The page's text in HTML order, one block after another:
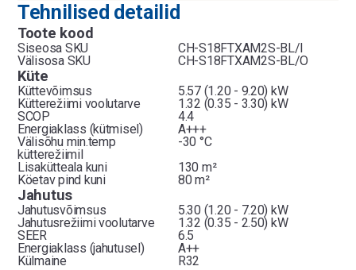
Tehnilised detailid
Toote kood
Siseosa SKU
CH-S18FTXAM2S-BL/I
Välisosa SKU
CH-S18FTXAM2S-BL/O
Küte
Küttevõimsus
5.57 (1.20 - 9.20) kW
Kütterežiimi voolutarve
1.32 (0.35 - 3.30) kW
SCOP
4.4
Energiaklass (kütmisel)
A+++
Välisõhu min.temp
kütterežiimil
-30 °C
Lisakütteala kuni
130 m²
Köetav pind kuni
80 m²
Jahutus
Jahutusvõimsus
5.30 (1.20 - 7.20) kW
Jahutusrežiimi voolutarve
1.32 (0.35 - 2.50) kW
SEER
6.5
Energiaklass (jahutusel)
A++
Külmaine
R32